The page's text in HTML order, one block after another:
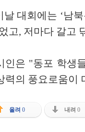
대회에는 ‘남북
고, 저마다 갈고
인은 "동포 학생
력의 풍요로움이
올려 0 내려 0